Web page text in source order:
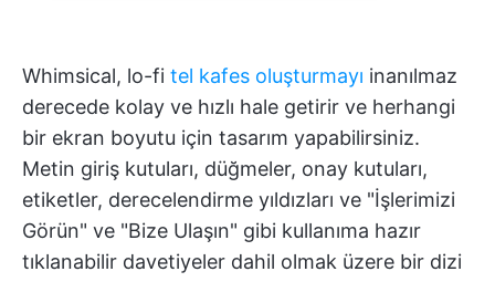
Whimsical, lo-fi tel kafes oluşturmayı inanılmaz
derecede kolay ve hızlı hale getirir ve herhangi
bir ekran boyutu için tasarım yapabilirsiniz.
Metin giriş kutuları, düğmeler, onay kutuları,
etiketler, derecelendirme yıldızları ve "İşlerimizi
Görün" ve "Bize Ulaşın" gibi kullanıma hazır
tıklanabilir davetiyeler dahil olmak üzere bir dizi